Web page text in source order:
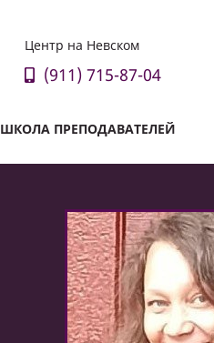
Центр на Невском
(911) 715-87-04
ШКОЛА ПРЕПОДАВАТЕЛЕЙ